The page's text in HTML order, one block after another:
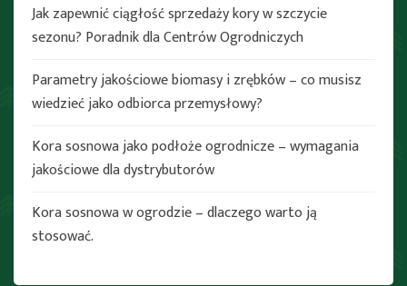
Jak zapewnić ciągłość sprzedaży kory w szczycie
sezonu? Poradnik dla Centrów Ogrodniczych
Parametry jakościowe biomasy i zrębków – co musisz
wiedzieć jako odbiorca przemysłowy?
Kora sosnowa jako podłoże ogrodnicze – wymagania
jakościowe dla dystrybutorów
Kora sosnowa w ogrodzie – dlaczego warto ją
stosować.